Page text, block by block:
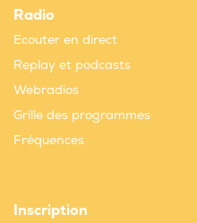
Radio
Ecouter en direct
Replay et podcasts
Webradios
Grille des programmes
Fréquences
Inscription